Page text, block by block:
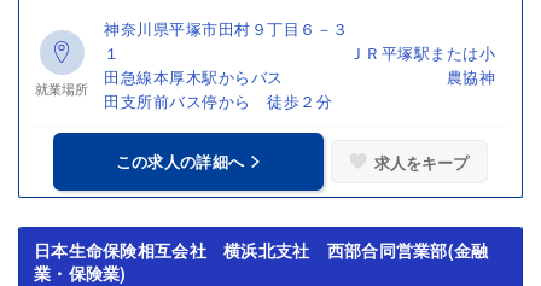
就業場所
神奈川県平塚市田村９丁目６－３
１ ＪＲ平塚駅または小
田急線本厚木駅からバス 農協神
田支所前バス停から 徒歩２分
この求人の詳細へ 求人をキープ
日本生命保険相互会社 横浜北支社 西部合同営業部(金融
業・保険業)